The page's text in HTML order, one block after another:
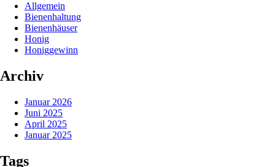
Allgemein
Bienenhaltung
Bienenhäuser
Honig
Honiggewinn
Archiv
Januar 2026
Juni 2025
April 2025
Januar 2025
Tags